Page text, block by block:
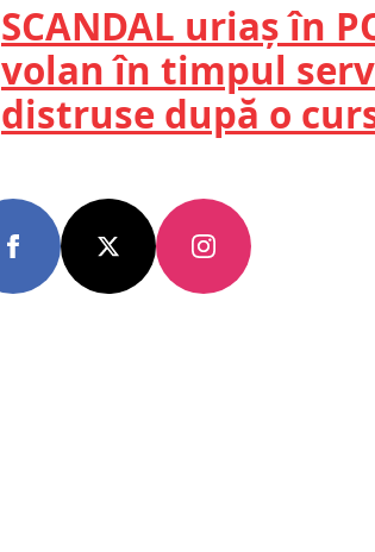
SCANDAL uriaș în
volan în timpul
distruse după o